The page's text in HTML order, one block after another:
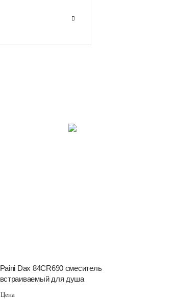
Paini Dax 84CR690 смеситель
встраиваемый для душа
Цена